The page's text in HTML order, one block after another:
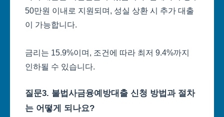
50만원 이내로 지원되며, 성실 상환 시 추가 대출
이 가능합니다.
금리는 15.9%이며, 조건에 따라 최저 9.4%까지
인하될 수 있습니다.
질문3. 불법사금융예방대출 신청 방법과 절차
는 어떻게 되나요?